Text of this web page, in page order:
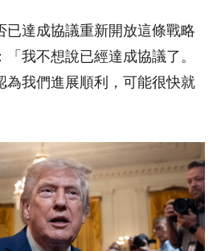
已達成協議重新開放這條戰略
我不想說已經達成協議了。
為我們進展順利，可能很快就